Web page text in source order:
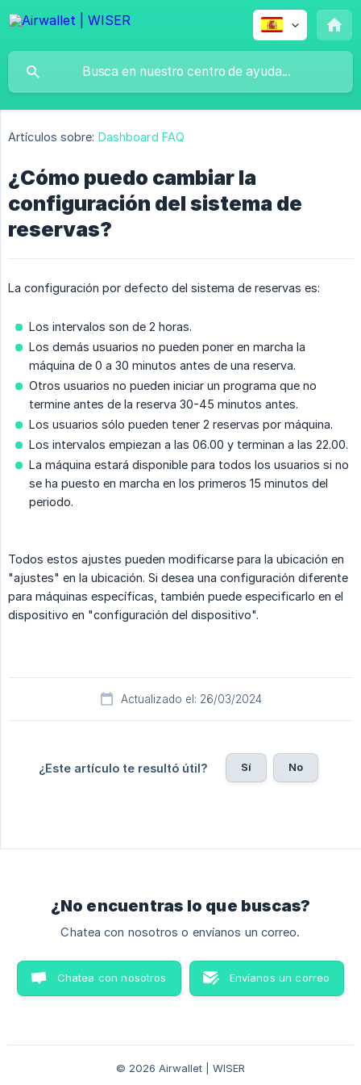
Artículos sobre: Dashboard FAQ
¿Cómo puedo cambiar la
configuración del sistema de
reservas?
La configuración por defecto del sistema de reservas es:
Los intervalos son de 2 horas.
Los demás usuarios no pueden poner en marcha la
máquina de 0 a 30 minutos antes de una reserva.
Otros usuarios no pueden iniciar un programa que no
termine antes de la reserva 30-45 minutos antes.
Los usuarios sólo pueden tener 2 reservas por máquina.
Los intervalos empiezan a las 06.00 y terminan a las 22.00.
La máquina estará disponible para todos los usuarios si no
se ha puesto en marcha en los primeros 15 minutos del
periodo.
Todos estos ajustes pueden modificarse para la ubicación en
"ajustes" en la ubicación. Si desea una configuración diferente
para máquinas específicas, también puede especificarlo en el
dispositivo en "configuración del dispositivo".
Actualizado el: 26/03/2024
¿Este artículo te resultó útil? Sí No
¿No encuentras lo que buscas?
Chatea con nosotros o envíanos un correo.
Chatea con nosotros Envíanos un correo
© 2026 Airwallet | WISER